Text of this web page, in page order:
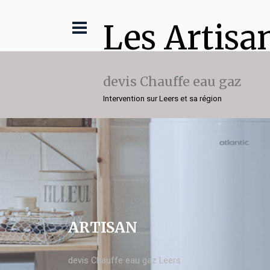
Les
devis Chauffe eau gaz
Intervention sur Leers et sa région
ARTISAN
devis Chauffe eau gaz Leers